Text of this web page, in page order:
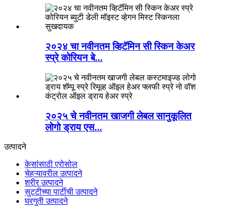
२०२४ चा नवीनतम व्हिटॅमिन सी स्किन केअर
स्प्रे कोरियन बे...
२०२५ चे नवीनतम खाजगी लेबल सानुकूलित
लोगो ड्राय एस...
उत्पादने
केसांसाठी एरोसोल
चेहऱ्यावरील उत्पादने
शरीर उत्पादने
सुट्टीच्या पार्टीची उत्पादने
घरगुती उत्पादने